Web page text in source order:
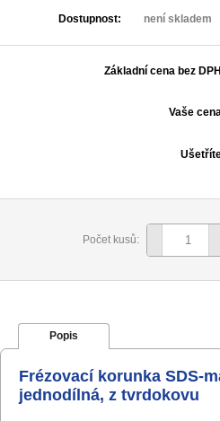
Dostupnost: není skladem
Základní cena bez
Vaše
Počet kusů:
Popis
Frézovací korunka SDS-
jednodílná, z tvrdokovu